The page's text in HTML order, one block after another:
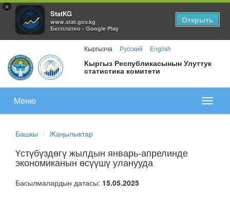
×
StatKG
www.stat.gov.kg
Бесплатно - Google Play
Открыть
Кыргызча Русский English
Кыргыз Республикасынын Улуттук
статистика комитети
меню
Меню
Башкы Жаңылыктар
Үстүбүздөгү жылдын январь-апрелинде
экономиканын өсүүшү уланууда
Басылмалардын датасы: 15.05.2025